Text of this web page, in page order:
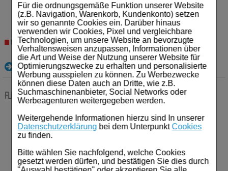
Für die ordnungsgemäße Funktion unserer Website
(z.B. Navigation, Warenkorb, Kundenkonto) setzen
wir so genannte Cookies ein. Darüber hinaus
verwenden wir Cookies, Pixel und vergleichbare
Technologien, um unsere Website an bevorzugte
Verhaltensweisen anzupassen, Informationen über
die Art und Weise der Nutzung unserer Website für
Optimierungszwecke zu erhalten und personalisierte
Werbung ausspielen zu können. Zu Werbezwecke
können diese Daten auch an Dritte, wie z.B.
Suchmaschinenanbieter, Social Networks oder
Werbeagenturen weitergegeben werden.
Weitergehende Informationen hierzu sind In unserer
Datenschutzerklärung bei dem Unterpunkt Cookies
zu finden.
Bitte wählen Sie nachfolgend, welche Cookies
gesetzt werden dürfen, und bestätigen Sie dies durch
Raucherentwöhnung
Gesundheit & Fitness
Kosmetika & Parfümerieartikel
Körperpflege
Tablettenspender & Tablettenteiler
Tierarzneimittel
Bonbons
Tee
17,92€¹
Nicht lieferbar
Details
FLECADURA 100 mg Tabletten20 St Tabletten
Anbieter:
Viatris Healthcare GmbH
Einheit: 20St
Darreichungsform: Tabletten
19,18€¹